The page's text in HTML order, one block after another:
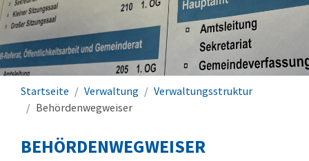
Startseite Verwaltung
Verwaltungsstruktur
Behördenwegweiser
BEHÖRDENWEGWEISER